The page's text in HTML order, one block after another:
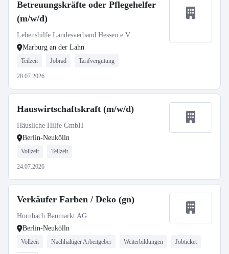
Betreuungskräfte oder Pflegehelfer
(m/w/d)
Lebenshilfe Landesverband Hessen e.V
Marburg an der Lahn
Teilzeit Jobrad Tarifvergütung
28.07.2026
Hauswirtschaftskraft (m/w/d)
Häusliche Hilfe GmbH
Berlin-Neukölln
Vollzeit Teilzeit
24.07.2026
Verkäufer Farben / Deko (gn)
Hornbach Baumarkt AG
Berlin-Neukölln
Vollzeit Nachhaltiger Arbeitgeber Weiterbildungen Jobticket